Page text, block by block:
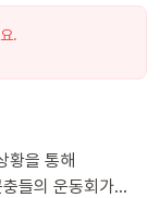
.
황을 통해
들의 운동회가